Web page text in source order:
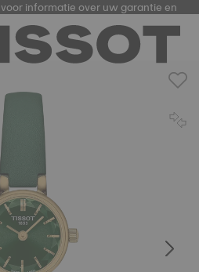
voor informatie over uw garantie en